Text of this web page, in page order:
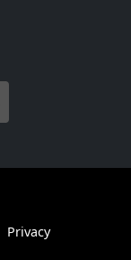
Privacy